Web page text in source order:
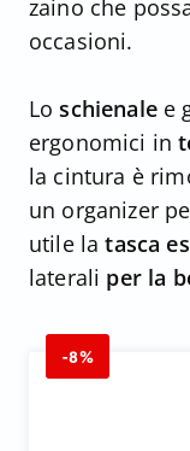
zaino che
occasioni.
Loschienalee
ergonomici in
la cintura è
un organizer
utile latasca
laterali per la
-8%